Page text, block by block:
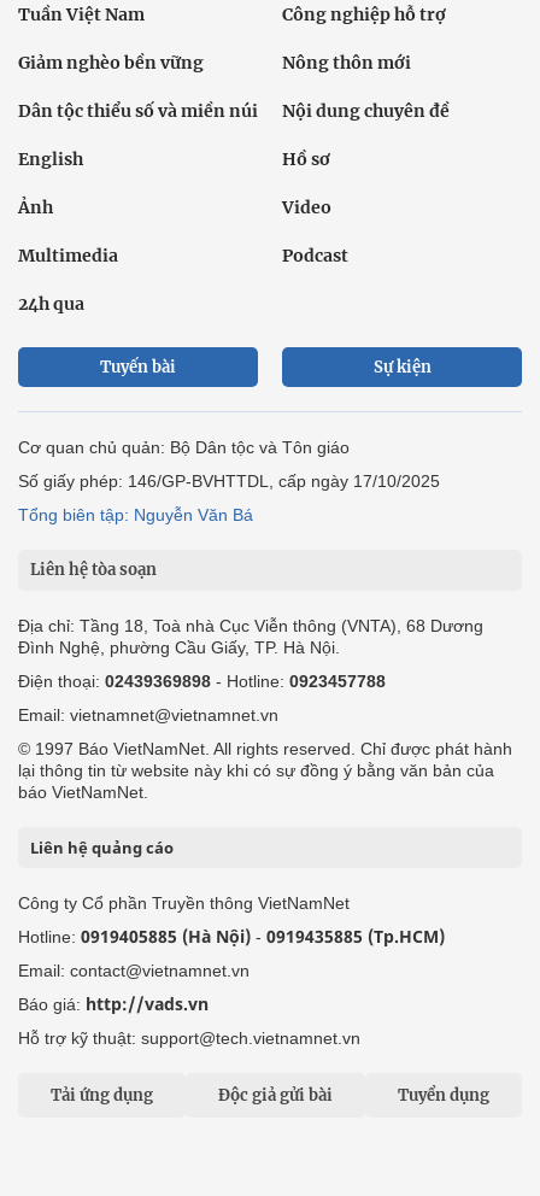
Tuần Việt Nam Công nghiệp hỗ trợ
Giảm nghèo bền vững Nông thôn mới
Dân tộc thiểu số và miền núi Nội dung chuyên đề
English Hồ sơ
Ảnh Video
Multimedia Podcast
24h qua
Tuyến bài Sự kiện
Cơ quan chủ quản: Bộ Dân tộc và Tôn giáo
Số giấy phép: 146/GP-BVHTTDL, cấp ngày 17/10/2025
Tổng biên tập: Nguyễn Văn Bá
Liên hệ tòa soạn
Địa chỉ: Tầng 18, Toà nhà Cục Viễn thông (VNTA), 68 Dương
Đình Nghệ, phường Cầu Giấy, TP. Hà Nội.
Điện thoại: 02439369898 - Hotline: 0923457788
Email: vietnamnet@vietnamnet.vn
© 1997 Báo VietNamNet. All rights reserved. Chỉ được phát hành
lại thông tin từ website này khi có sự đồng ý bằng văn bản của
báo VietNamNet.
Liên hệ quảng cáo
Công ty Cổ phần Truyền thông VietNamNet
Hotline: 0919405885 (Hà Nội) - 0919435885 (Tp.HCM)
Email: contact@vietnamnet.vn
Báo giá: http://vads.vn
Hỗ trợ kỹ thuật: support@tech.vietnamnet.vn
Tải ứng dụng Độc giả gửi bài Tuyển dụng